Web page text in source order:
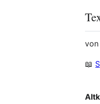
📖